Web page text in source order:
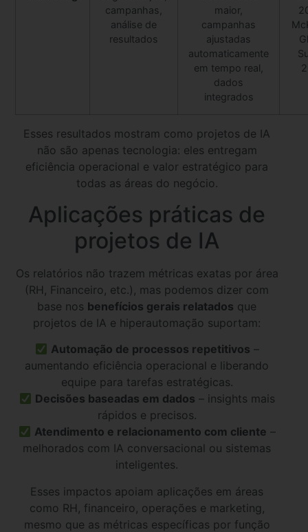
campanhas,
análise de
resultados
maior,
campanhas
ajustadas
automaticamente
em tempo real,
dados
integrados
Esses resultados mostram como projetos de IA
não são apenas tecnologia: eles entregam
eficiência operacional e valor estratégico para
todas as áreas do negócio.
Aplicações práticas de
projetos de IA
Os relatórios não trazem métricas exatas por área
(RH, Financeiro, etc.), mas podemos dizer com
base nos benefícios gerais relatados que
projetos de IA e hiperautomação suportam:
Automação de processos repetitivos
aumentando eficiência operacional e liberando
equipe para tarefas estratégicas.
Decisões baseadas em dados – insights mais
rápidos e precisos.
Atendimento e relacionamento com cliente
melhorados com IA conversacional ou sistemas
inteligentes.
Esses impactos apoiam aplicações em áreas
como RH, financeiro, operações e marketing,
mesmo que as métricas específicas por função